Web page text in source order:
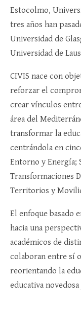
Estocolmo,
tres años han
Universidad de
Universidad de
CIVIS nace con
reforzar el
crear vínculos
área del
transformar la
centrándola en
Entorno y Energía;
Transformaciones
Territorios y
El enfoque basado
hacia una
académicos de
colaboran entre sí
reorientando la
educativa